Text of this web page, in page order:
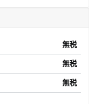
無税
無税
無税